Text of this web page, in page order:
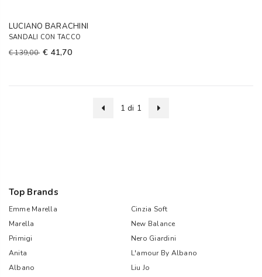
LUCIANO BARACHINI
SANDALI CON TACCO
€ 139,00 € 41,70
1 di 1
Top Brands
Emme Marella
Cinzia Soft
Marella
New Balance
Primigi
Nero Giardini
Anita
L'amour By Albano
Albano
Liu Jo